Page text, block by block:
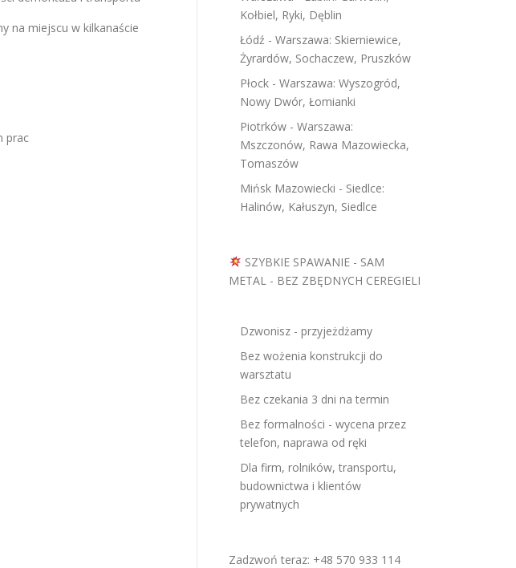
na miejscu w kilkanaście
prac
Kołbiel, Ryki, Dęblin
Łódź - Warszawa: Skierniewice,
Żyrardów, Sochaczew, Pruszków
Płock - Warszawa: Wyszogród,
Nowy Dwór, Łomianki
Piotrków - Warszawa:
Mszczonów, Rawa Mazowiecka,
Tomaszów
Mińsk Mazowiecki - Siedlce:
Halinów, Kałuszyn, Siedlce
SZYBKIE SPAWANIE - SAM
METAL - BEZ ZBĘDNYCH CEREGIELI
Dzwonisz - przyjeżdżamy
Bez wożenia konstrukcji do
warsztatu
Bez czekania 3 dni na termin
Bez formalności - wycena przez
telefon, naprawa od ręki
Dla firm, rolników, transportu,
budownictwa i klientów
prywatnych
Zadzwoń teraz: +48 570 933 114